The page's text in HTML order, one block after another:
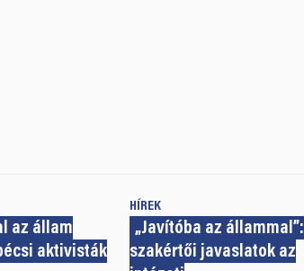
az állam
aktivisták
HÍREK
„Javítóba az állammal”:
szakértői javaslatok az